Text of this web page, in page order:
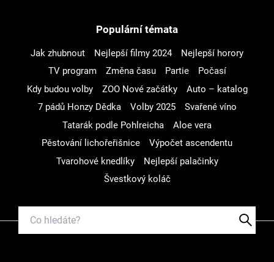
Populární témata
Jak zhubnout Nejlepší filmy 2024
Nejlepší horory
TV program
Změna času Partie
Počasí
Kdy budou volby
ZOO Nové začátky
Auto – katalog
7 pádů Honzy Dědka
Volby 2025
Svařené víno
Tatarák podle Pohlreicha
Aloe vera
Pěstování lichořeřišnice
Výpočet ascendentu
Tvarohové knedlíky
Nejlepší palačinky
Švestkový koláč